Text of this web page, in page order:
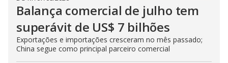
Balança comercial de julho tem
superávit de US$ 7 bilhões
Exportações e importações cresceram no mês passado;
China segue como principal parceiro comercial